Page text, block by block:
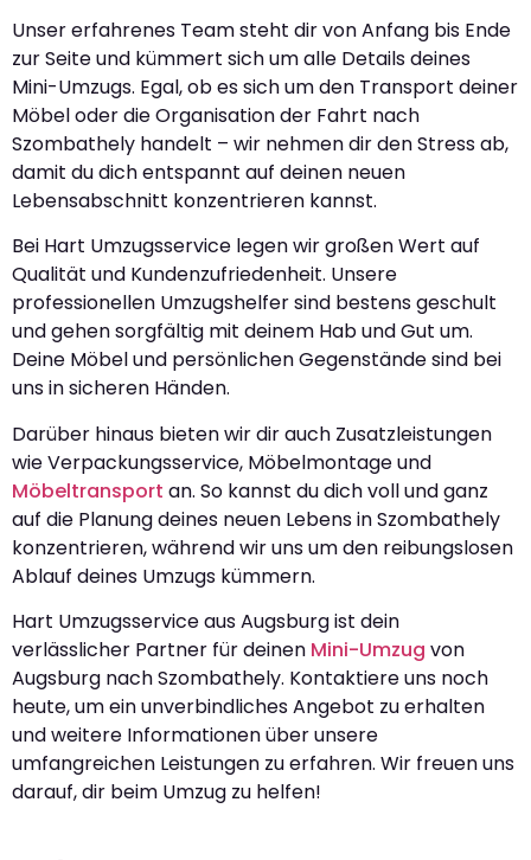
Unser erfahrenes Team steht dir von Anfang bis Ende
zur Seite und kümmert sich um alle Details deines
Mini-Umzugs. Egal, ob es sich um den Transport deiner
Möbel oder die Organisation der Fahrt nach
Szombathely handelt – wir nehmen dir den Stress ab,
damit du dich entspannt auf deinen neuen
Lebensabschnitt konzentrieren kannst.
Bei Hart Umzugsservice legen wir großen Wert auf
Qualität und Kundenzufriedenheit. Unsere
professionellen Umzugshelfer sind bestens geschult
und gehen sorgfältig mit deinem Hab und Gut um.
Deine Möbel und persönlichen Gegenstände sind bei
uns in sicheren Händen.
Darüber hinaus bieten wir dir auch Zusatzleistungen
wie Verpackungsservice, Möbelmontage und
Möbeltransport an. So kannst du dich voll und ganz
auf die Planung deines neuen Lebens in Szombathely
konzentrieren, während wir uns um den reibungslosen
Ablauf deines Umzugs kümmern.
Hart Umzugsservice aus Augsburg ist dein
verlässlicher Partner für deinen Mini-Umzug von
Augsburg nach Szombathely. Kontaktiere uns noch
heute, um ein unverbindliches Angebot zu erhalten
und weitere Informationen über unsere
umfangreichen Leistungen zu erfahren. Wir freuen uns
darauf, dir beim Umzug zu helfen!